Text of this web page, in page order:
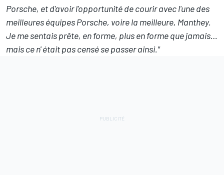
Porsche, et d'avoir l'opportunité de courir avec l'une des
meilleures équipes Porsche, voire la meilleure, Manthey.
Je me sentais prête, en forme, plus en forme que jamais…
mais ce n' était pas censé se passer ainsi."